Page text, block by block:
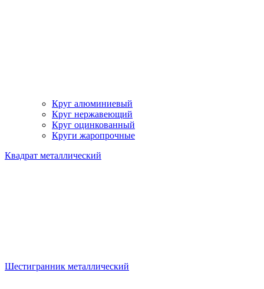
Круг алюминиевый
Круг нержавеющий
Круг оцинкованный
Круги жаропрочные
Квадрат металлический
Шестигранник металлический